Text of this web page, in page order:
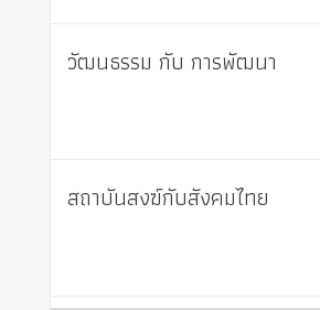
วัฒนธรรม กับ การพัฒนา
สถาบันสงฆ์กับสังคมไทย